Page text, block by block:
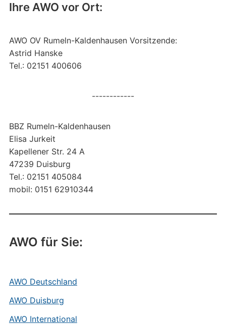
Ihre AWO vor Ort:
AWO OV Rumeln-Kaldenhausen Vorsitzende:
Astrid Hanske
Tel.: 02151 400606
------------
BBZ Rumeln-Kaldenhausen
Elisa Jurkeit
Kapellener Str. 24 A
47239 Duisburg
Tel.: 02151 405084
mobil: 0151 62910344
AWO für Sie:
AWO Deutschland
AWO Duisburg
AWO International